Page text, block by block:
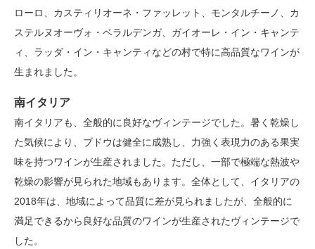
ローロ、カスティリオーネ・ファッレット、モンタルチーノ、カ
ステルヌオーヴォ・ベラルデンガ、ガイオーレ・イン・キャンテ
ィ、ラッダ・イン・キャンティなどの村で特に高品質なワインが
生まれました。
南イタリア
南イタリアも、全般的に良好なヴィンテージでした。暑く乾燥し
た気候により、ブドウは健全に成熟し、力強く表現力のある果実
味を持つワインが生産されました。ただし、一部で極端な熱波や
乾燥の影響が見られた地域もあります。全体として、イタリアの
2018年は、地域によって品質に差が見られましたが、全般的に
満足できるから良好な品質のワインが生産されたヴィンテージで
した。